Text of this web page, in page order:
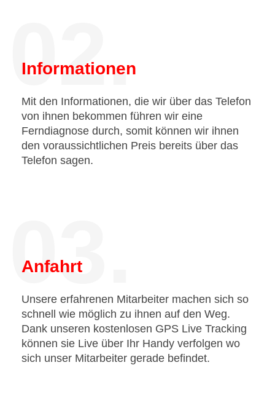
02.
Informationen
Mit den Informationen, die wir über das Telefon
von ihnen bekommen führen wir eine
Ferndiagnose durch, somit können wir ihnen
den voraussichtlichen Preis bereits über das
Telefon sagen.
03.
Anfahrt
Unsere erfahrenen Mitarbeiter machen sich so
schnell wie möglich zu ihnen auf den Weg.
Dank unseren kostenlosen GPS Live Tracking
können sie Live über Ihr Handy verfolgen wo
sich unser Mitarbeiter gerade befindet.